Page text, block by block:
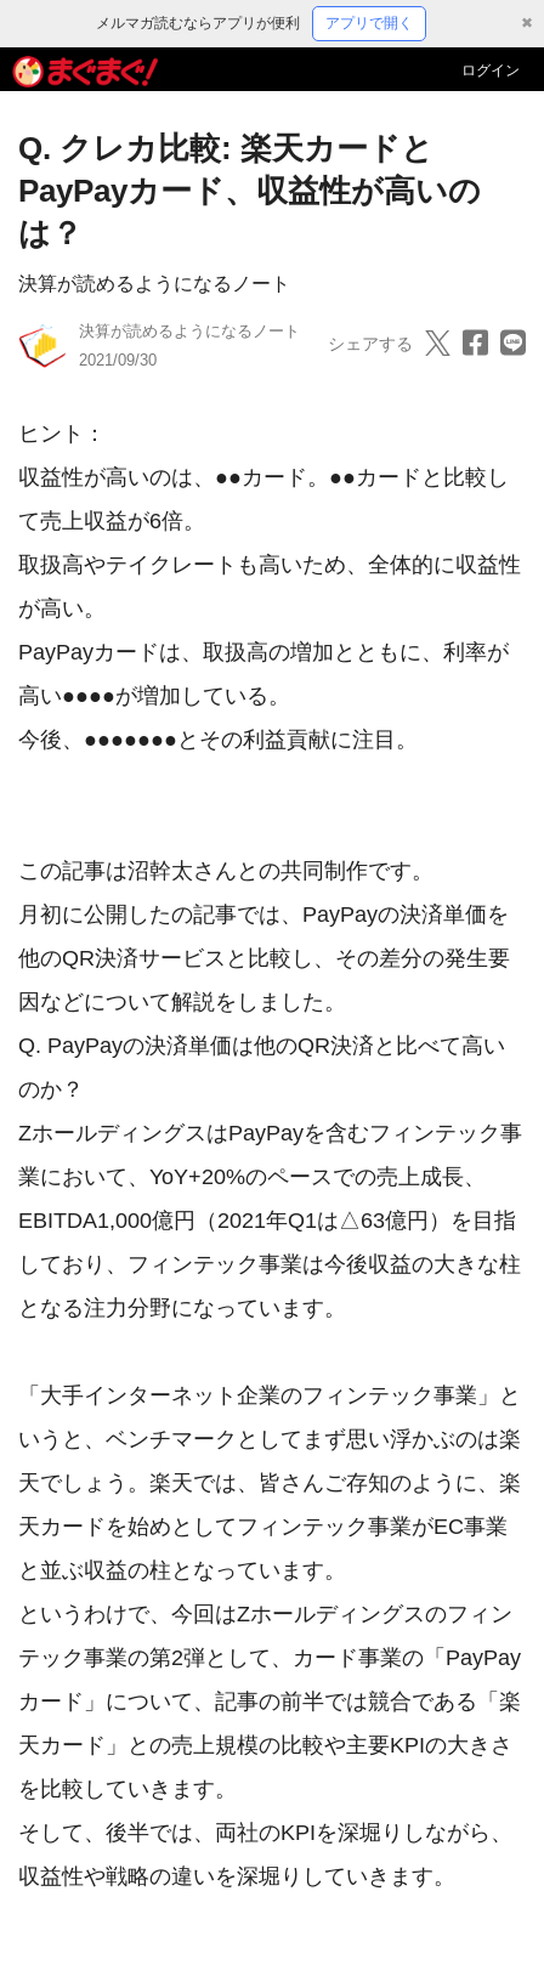
メルマガ読むならアプリが便利 アプリで開く ✖
ログイン
Q. クレカ比較: 楽天カードと
PayPayカード、収益性が高いの
は？
決算が読めるようになるノート
決算が読めるようになるノート
2021/09/30
シェアする
ヒント：
収益性が高いのは、●●カード。●●カードと比較し
て売上収益が6倍。
取扱高やテイクレートも高いため、全体的に収益性
が高い。
PayPayカードは、取扱高の増加とともに、利率が
高い●●●●が増加している。
今後、●●●●●●●とその利益貢献に注目。
この記事は沼幹太さんとの共同制作です。
月初に公開したの記事では、PayPayの決済単価を
他のQR決済サービスと比較し、その差分の発生要
因などについて解説をしました。
Q. PayPayの決済単価は他のQR決済と比べて高い
のか？
ZホールディングスはPayPayを含むフィンテック事
業において、YoY+20%のペースでの売上成長、
EBITDA1,000億円（2021年Q1は△63億円）を目指
しており、フィンテック事業は今後収益の大きな柱
となる注力分野になっています。
「大手インターネット企業のフィンテック事業」と
いうと、ベンチマークとしてまず思い浮かぶのは楽
天でしょう。楽天では、皆さんご存知のように、楽
天カードを始めとしてフィンテック事業がEC事業
と並ぶ収益の柱となっています。
というわけで、今回はZホールディングスのフィン
テック事業の第2弾として、カード事業の「PayPay
カード」について、記事の前半では競合である「楽
天カード」との売上規模の比較や主要KPIの大きさ
を比較していきます。
そして、後半では、両社のKPIを深堀りしながら、
収益性や戦略の違いを深堀りしていきます。